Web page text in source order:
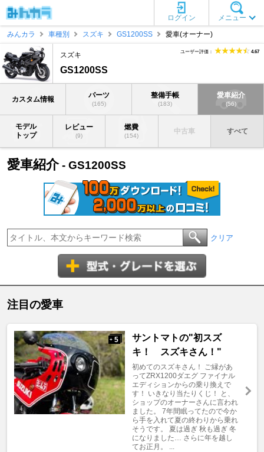
メニュー
ログイン
みんカラ
車種別 スズキ GS1200SS 愛車(オーナー)
スズキ
GS1200SS
ユーザー評価： 4.67
カスタム情報 パーツ
(165)
整備手帳
(183)
愛車紹介
(56)
モデル
トップ
レビュー
(9)
燃費
(154)
中古車 すべて
愛車紹介- GS1200SS
クリア
注目の愛車
+ 5
サントマトの"初スズ
キ！ スズキさん！"
初めてのスズキさん！ ご縁があ
ってZRX1200ダエグ ファイナル
エディションからの乗り換えで
す！ いきなり当たりくじ！ と、
ショップのオーナーさんに言われ
ました。 7年間眠ってたので今か
ら手を入れて夏の終わりから乗れ
そうです。 夏は過ぎ 秋も過ぎ 冬
になりました… さらに年を越し
てお正月。 ...